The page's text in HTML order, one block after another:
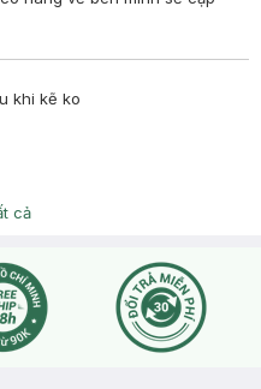
khi kẽ ko
cả